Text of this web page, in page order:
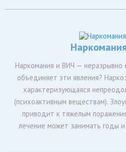
Наркомания и ВИЧ — неразрывно
объединяет эти явления?
характеризующаяся
(психоактивным веществам).
приводит к тяжелым
лечение может занимать годы